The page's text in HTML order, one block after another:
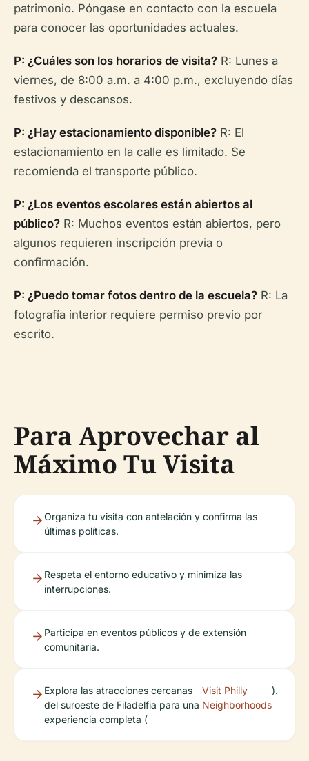
patrimonio. Póngase en contacto con la escuela
para conocer las oportunidades actuales.
P: ¿Cuáles son los horarios de visita? R: Lunes a
viernes, de 8:00 a.m. a 4:00 p.m., excluyendo días
festivos y descansos.
P: ¿Hay estacionamiento disponible? R: El
estacionamiento en la calle es limitado. Se
recomienda el transporte público.
P: ¿Los eventos escolares están abiertos al
público? R: Muchos eventos están abiertos, pero
algunos requieren inscripción previa o
confirmación.
P: ¿Puedo tomar fotos dentro de la escuela? R: La
fotografía interior requiere permiso previo por
escrito.
Para Aprovechar al
Máximo Tu Visita
Organiza tu visita con antelación y confirma las
últimas políticas.
Respeta el entorno educativo y minimiza las
interrupciones.
Participa en eventos públicos y de extensión
comunitaria.
Explora las atracciones cercanas
del suroeste de Filadelfia para una
experiencia completa (
Visit Philly
Neighborhoods
).